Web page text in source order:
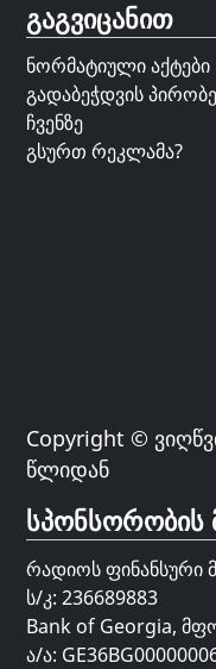
გაგვიცანით
ნორმატიული აქტები
გადაბეჭდვის
ჩვენზე
გსურთ რეკლამა?
Copyright ©
წლიდან
სპონსორობის
რადიოს ფინანსური
ს/კ: 236689883
Bank of Georgia,
ა/ა: